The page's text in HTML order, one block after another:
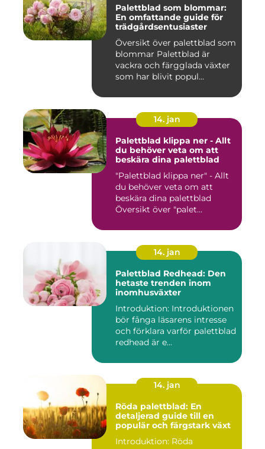
Palettblad som blommar:
En omfattande guide för
trädgårdsentusiaster
Översikt över palettblad som
blommar Palettblad är
vackra och färgglada växter
som har blivit popul...
14. jan
Palettblad klippa ner - Allt
du behöver veta om att
beskära dina palettblad
"Palettblad klippa ner" - Allt
du behöver veta om att
beskära dina palettblad
Översikt över "palet...
14. jan
Palettblad Redhead: Den
hetaste trenden inom
inomhusväxter
Introduktion: Introduktionen
bör fånga läsarens intresse
och förklara varför palettblad
redhead är e...
14. jan
Röda palettblad: En
detaljerad guide till en
populär och färgstark växt
Introduktion: Röda